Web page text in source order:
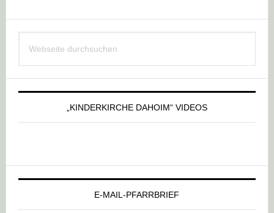
Haupt-
Sidebar
durchsuchen
„KINDERKIRCHE DAHOIM“ VIDEOS
E-MAIL-PFARRBRIEF